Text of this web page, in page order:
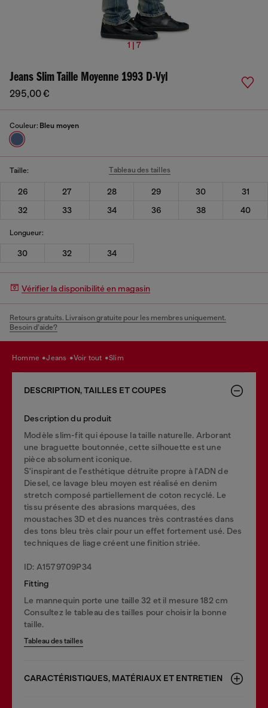
1 | 7
Jeans Slim Taille Moyenne 1993 D-Vyl
295,00 €
Couleur: Bleu moyen
Taille: Tableau des tailles
26 27 28 29 30
31
32
33 34 36 38 40
Longueur:
30 32 34
Vérifier la disponibilité en magasin
Retours gratuits. Livraison gratuite pour les membres uniquement.
Besoin d’aide?
homme jeans voir tout slim
DESCRIPTION, TAILLES ET COUPES
Description du produit
Modèle slim-fit qui épouse la taille naturelle. Arborant
une braguette boutonnée, cette silhouette est une
pièce absolument iconique.
S'inspirant de l'esthétique détruite propre à l'ADN de
Diesel, ce lavage bleu moyen est réalisé en denim
stretch composé partiellement de coton recyclé. Le
tissu présente des abrasions marquées, des
moustaches 3D et des nuances très contrastées dans
des tons bleu très clair pour un effet fortement usé. Des
techniques de liage créent une finition striée.
ID: A1579709P34
Fitting
Le mannequin porte une taille 32 et il mesure 182 cm
Consultez le tableau des tailles pour choisir la bonne
taille.
Tableau des tailles
CARACTÉRISTIQUES, MATÉRIAUX ET ENTRETIEN